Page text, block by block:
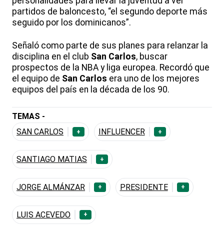
partidos de baloncesto, “el segundo deporte más
seguido por los dominicanos”.
Señaló como parte de sus planes para relanzar la
disciplina en el club San Carlos, buscar
prospectos de la NBA y liga europea. Recordó que
el equipo de San Carlos era uno de los mejores
equipos del país en la década de los 90.
TEMAS -
SAN CARLOS
+ INFLUENCER +
SANTIAGO MATIAS +
JORGE ALMÁNZAR + PRESIDENTE +
LUIS ACEVEDO +